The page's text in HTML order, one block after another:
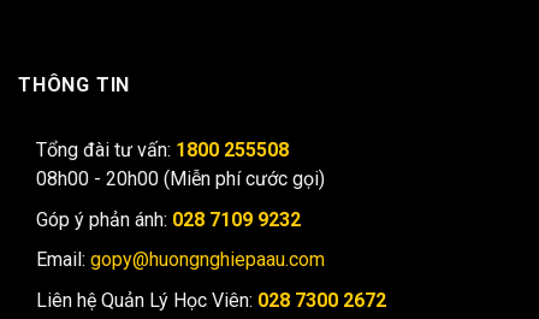
THÔNG TIN
Tổng đài tư vấn: 1800 255508
08h00 - 20h00 (Miễn phí cước gọi)
Góp ý phản ánh: 028 7109 9232
Email: gopy@huongnghiepaau.com
Liên hệ Quản Lý Học Viên: 028 7300 2672